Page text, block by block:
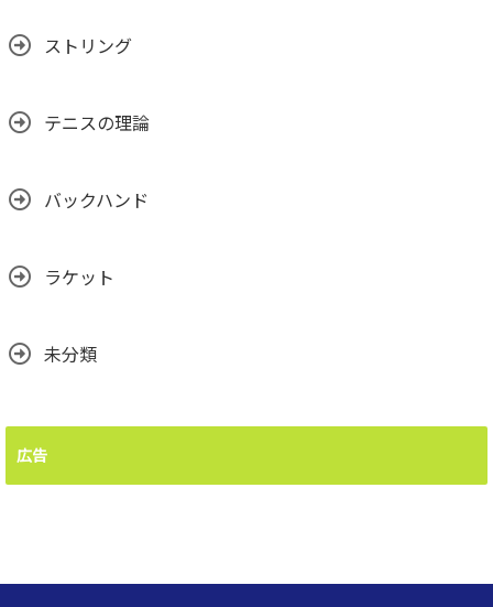
ストリング
テニスの理論
バックハンド
ラケット
未分類
広告